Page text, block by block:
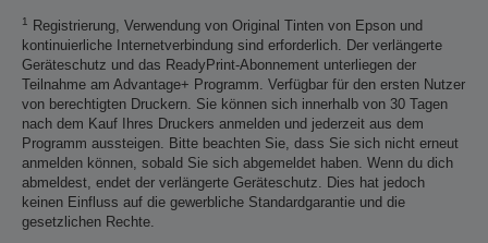
1
Registrierung, Verwendung von Original Tinten von Epson und
kontinuierliche Internetverbindung sind erforderlich. Der verlängerte
Geräteschutz und das ReadyPrint-Abonnement unterliegen der
Teilnahme am Advantage+ Programm. Verfügbar für den ersten Nutzer
von berechtigten Druckern. Sie können sich innerhalb von 30 Tagen
nach dem Kauf Ihres Druckers anmelden und jederzeit aus dem
Programm aussteigen. Bitte beachten Sie, dass Sie sich nicht erneut
anmelden können, sobald Sie sich abgemeldet haben. Wenn du dich
abmeldest, endet der verlängerte Geräteschutz. Dies hat jedoch
keinen Einfluss auf die gewerbliche Standardgarantie und die
gesetzlichen Rechte.